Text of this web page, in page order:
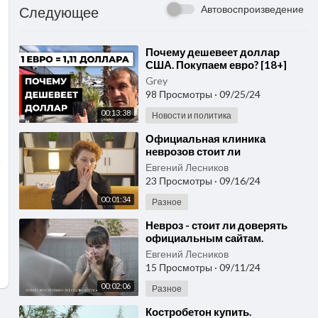
Следующее Автовоспроизведение
00:13:38
⁣Почему дешевеет доллар
США. Покупаем евро? [18+]
Grey
98 Просмотры · 09/25/24
Новости и политика
00:01:34
⁣Официальная клиника
неврозов стоит ли
обращаться. Психотерапия
является эффективным
способом лечения
Евгений Лесников
23 Просмотры · 09/16/24
Разное
00:02:06
⁣Невроз - стоит ли доверять
официальным сайтам.
Питание играет ключевую
роль в поддержании
здоровья.
Евгений Лесников
15 Просмотры · 09/11/24
Разное
⁣Костробетон купить.